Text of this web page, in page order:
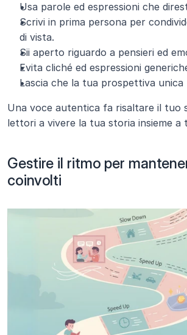
Usa parole ed espressioni che
Scrivi in prima persona per
di vista.
Sii aperto riguardo a pensieri ed
Evita cliché ed espressioni
Lascia che la tua prospettiva unica
Una voce autentica fa risaltare il tuo
lettori a vivere la tua storia insieme a
Gestire il ritmo per
coinvolti